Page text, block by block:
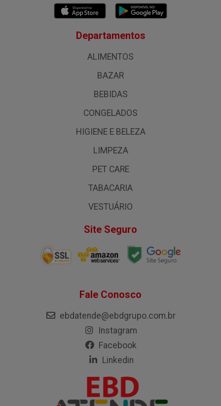
Departamentos
ALIMENTOS
BAZAR
BEBIDAS
CONGELADOS
HIGIENE E BELEZA
LIMPEZA
PET CARE
TABACARIA
VESTUÁRIO
Site Seguro
Fale Conosco
ebdatende@ebdgrupo.com.br
Instagram
Facebook
Linkedin